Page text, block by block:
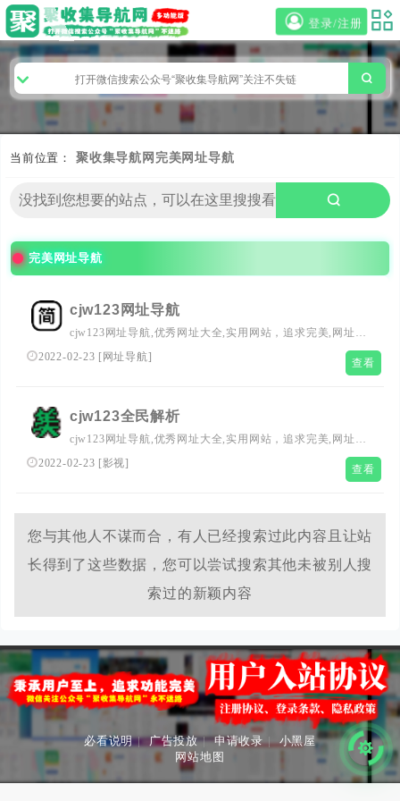
登录/注册
当前位置： 聚收集导航网 完美网址导航
完美网址导航
cjw123网址导航
cjw123网址导航,优秀网址大全,实用网站，追求完美,网址导
航,希望能带给用户一个干净的上网环境！不为利益！只求
2022-02-23 [ 网址导航] 查看
cjw123全民解析
cjw123网址导航,优秀网址大全,实用网站，追求完美,网址导
航,希望能带给用户一个干净的上网环境！不为利益！只求
2022-02-23 [影视] 查看
您与其他人不谋而合，有人已经搜索过此内容且让站
长得到了这些数据，您可以尝试搜索其他未被别人搜
索过的新颖内容
必看说明 | 广告投放 | 申请收录 | 小黑屋
网站地图